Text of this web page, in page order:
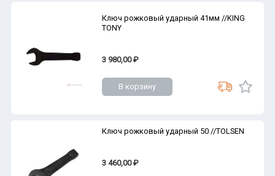
Ключ рожковый ударный 41мм //KING
TONY
3 980,00 ₽
В корзину
Ключ рожковый ударный 50 //TOLSEN
3 460,00 ₽